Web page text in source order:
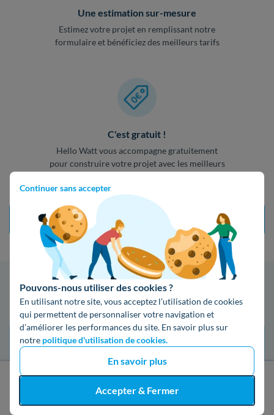
Continuer sans accepter
Pouvons-nous utiliser des cookies ?
En utilisant notre site, vous acceptez l’utilisation de cookies
qui permettent de personnaliser votre navigation et
d’améliorer les performances du site. En savoir plus sur
notre politique d'utilisation de cookies.
En savoir plus
Accepter & Fermer
J'obtiens un devis gratuit
Une estimation sur-mesure
Estimez votre projet en remplissant notre
formulaire et bénéficiez des meilleurs tarifs
C'est gratuit !
Hello Watt vous accompagne gratuitement
pour construire votre projet avec les meilleurs
Demander mon devis
Recevez votre devis en 3 clics